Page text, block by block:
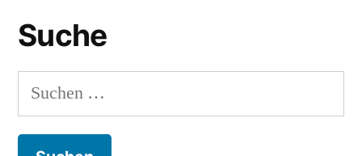
Maps
Suche
Suchen
nach: